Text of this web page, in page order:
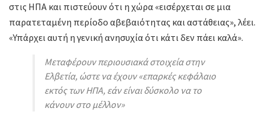
στις ΗΠΑ και πιστεύουν ότι η χώρα «εισέρχεται σε μια
παρατεταμένη περίοδο αβεβαιότητας και αστάθειας», λέει.
«Υπάρχει αυτή η γενική ανησυχία ότι κάτι δεν πάει καλά».
Μεταφέρουν περιουσιακά στοιχεία στην
Ελβετία, ώστε να έχουν «επαρκές κεφάλαιο
εκτός των ΗΠΑ, εάν είναι δύσκολο να το
κάνουν στο μέλλον»